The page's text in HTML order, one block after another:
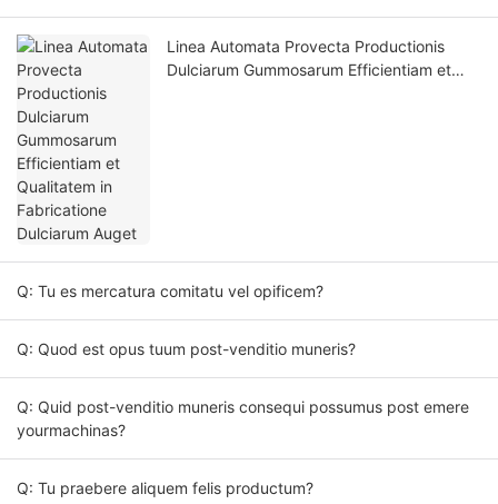
Linea Automata Provecta Productionis
Dulciarum Gummosarum Efficientiam et
Q: Tu es mercatura comitatu vel opificem?
Q: Quod est opus tuum post-venditio muneris?
Q: Quid post-venditio muneris consequi possumus post emere
yourmachinas?
Q: Tu praebere aliquem felis productum?